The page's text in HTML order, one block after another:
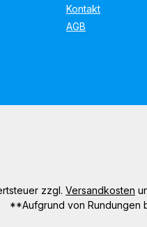
Kontakt
AGB
zzgl. Versandkosten
**Aufgrund von Rundungen